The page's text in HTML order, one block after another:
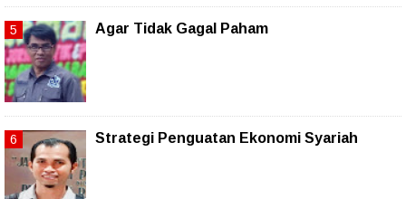
Agar Tidak Gagal Paham
Strategi Penguatan Ekonomi Syariah